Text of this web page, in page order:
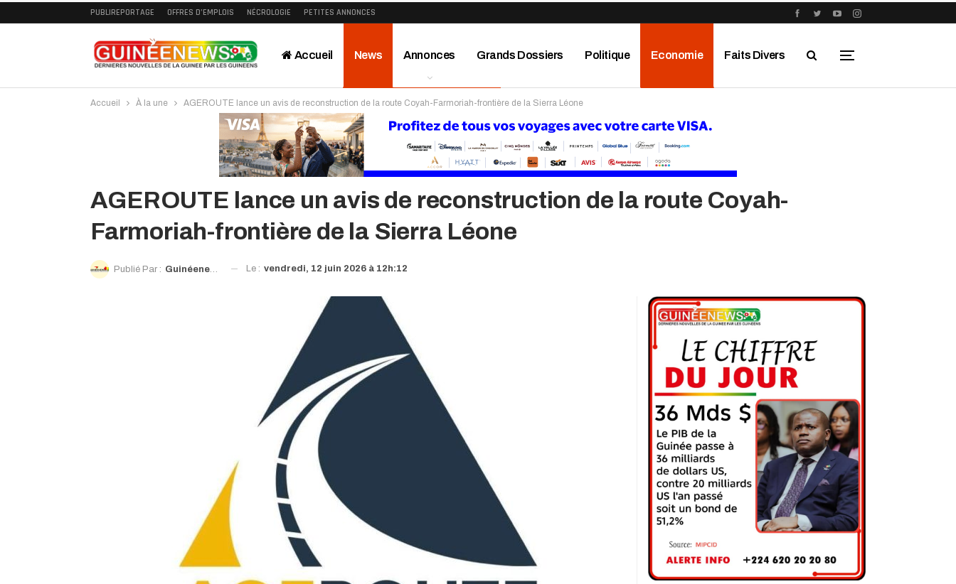
PUBLIREPORTAGE OFFRES D’EMPLOIS NÉCROLOGIE PETITES ANNONCES
Accueil News Annonces Grands Dossiers Politique Economie Faits Divers
Interviews Publireportage Région
Accueil À la une AGEROUTE lance un avis de reconstruction de la route Coyah-Farmoriah-frontière de la Sierra Léone
AGEROUTE lance un avis de reconstruction de la route Coyah-
Farmoriah-frontière de la Sierra Léone
Publié Par : Guinéenews© Le : vendredi, 12 juin 2026 à 12h:12